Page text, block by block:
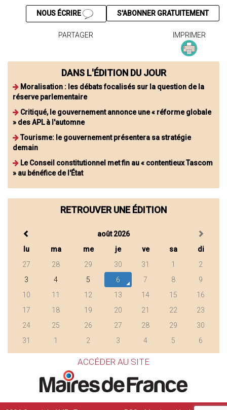
S'ABONNER GRATUITEMENT
NOUS ÉCRIRE
PARTAGER IMPRIMER
DANS L'ÉDITION DU JOUR
Moralisation : les débats focalisés sur la question de la
réserve parlementaire
Critiqué, le gouvernement annonce une « réforme globale
» des APL à l'automne
Tourisme: le gouvernement présentera sa stratégie
demain
Le Conseil constitutionnel met fin au « contentieux Tascom
» au bénéfice de l'État
RETROUVER UNE ÉDITION
août 2026
lu
ma me je ve sa
di
27
28 29 30 31 1
2
3
4 5 6 7 8
9
10
11 12 13 14 15
16
17
18 19 20 21 22
23
24
25 26 27 28 29
30
31
1 2 3 4 5 6
ACCÉDER AU SITE